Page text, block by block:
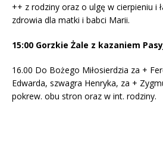
++ z rodziny oraz o ulgę w cierpieniu i
zdrowia dla matki i babci Marii.
15:00 Gorzkie Żale z kazaniem
16.00 Do Bożego Miłosierdzia za +
Edwarda, szwagra Henryka, za +
pokrew. obu stron oraz w int. rodziny.